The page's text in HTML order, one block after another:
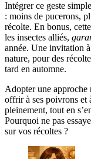
Intégrer ce geste
: moins de pucerons,
récolte. En bonus,
les insectes alliés,
année. Une invitation
nature, pour des
tard en automne.
Adopter une approche
offrir à ses poivrons et
pleinement, tout en
Pourquoi ne pas
sur vos récoltes ?